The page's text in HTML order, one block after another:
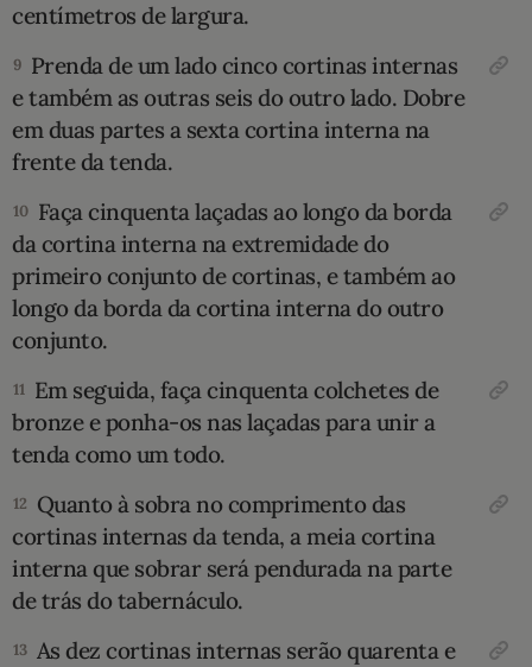
centímetros de largura.
9 Prenda de um lado cinco cortinas in­ternas
e também as outras seis do outro lado. Dobre
em duas partes a sexta cortina interna na
frente da tenda.
10 Faça cinquenta laçadas ao longo da borda
da cortina interna na extremida­de do
primeiro conjunto de cortinas, e também ao
longo da borda da cortina interna do outro
conjunto.
11 Em seguida, faça cinquenta colche­tes de
bronze e ponha-os nas laçadas para unir a
tenda como um todo.
12 Quan­to à sobra no comprimento das
cortinas internas da tenda, a meia cortina
interna que sobrar será pendurada na parte
de trás do tabernáculo.
13 As dez corti­nas internas serão quarenta e